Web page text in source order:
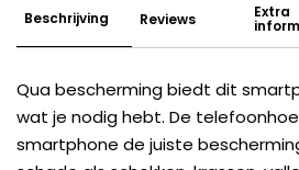
Beschrijving Reviews Extra
Qua bescherming biedt dit
wat je nodig hebt. De
smartphone de juiste